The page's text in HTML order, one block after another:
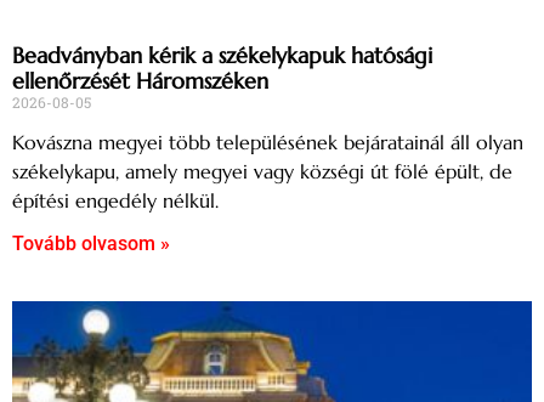
Beadványban kérik a székelykapuk hatósági
ellenőrzését Háromszéken
2026-08-05
Kovászna megyei több településének bejáratainál áll olyan
székelykapu, amely megyei vagy községi út fölé épült, de
építési engedély nélkül.
Tovább olvasom »